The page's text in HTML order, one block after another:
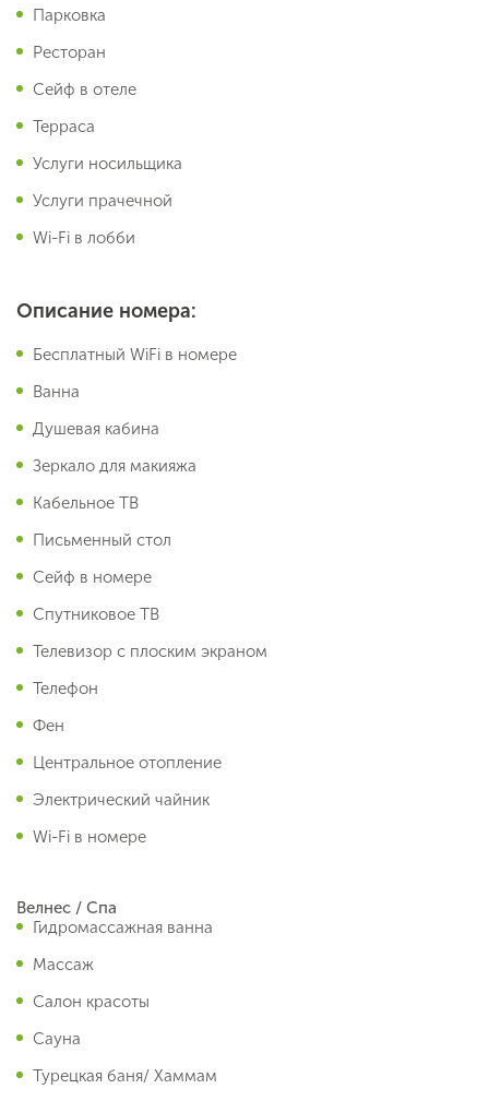
Парковка
Ресторан
Сейф в отеле
Терраса
Услуги носильщика
Услуги прачечной
Wi-Fi в лобби
Описание номера:
Бесплатный WiFi в номере
Ванна
Душевая кабина
Зеркало для макияжа
Кабельное ТВ
Письменный стол
Сейф в номере
Спутниковое ТВ
Телевизор с плоским экраном
Телефон
Фен
Центральное отопление
Электрический чайник
Wi-Fi в номере
Велнес / Спа
Гидромассажная ванна
Массаж
Салон красоты
Сауна
Турецкая баня/ Хаммам